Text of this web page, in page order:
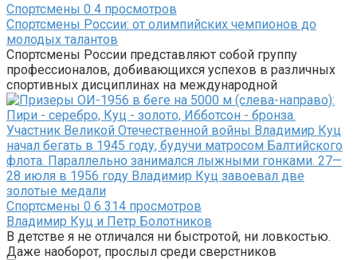
Спортсмены 0 4 просмотров
Спортсмены России: от олимпийских чемпионов до
молодых талантов
Спортсмены России представляют собой группу
профессионалов, добивающихся успехов в различных
спортивных дисциплинах на международной
Спортсмены 0 6 314 просмотров
Владимир Куц и Петр Болотников
В детстве я не отличался ни быстротой, ни ловкостью.
Даже наоборот, прослыл среди сверстников